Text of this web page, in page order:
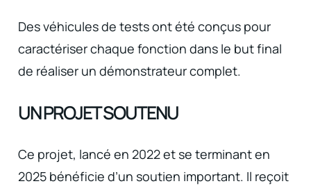
Des véhicules de tests ont été conçus pour
caractériser chaque fonction dans le but final
de réaliser un démonstrateur complet.
UN PROJET SOUTENU
Ce projet, lancé en 2022 et se terminant en
2025 bénéficie d’un soutien important. Il reçoit